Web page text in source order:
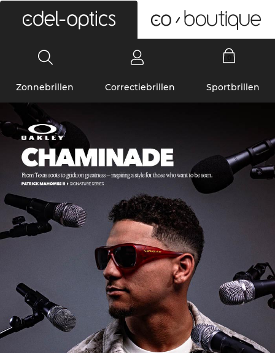
Zonnebrillen Correctiebrillen Sportbrillen